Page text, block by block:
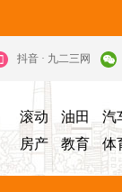
抖音 · 九二三网
滚动 油田
汽
房产
教育 体